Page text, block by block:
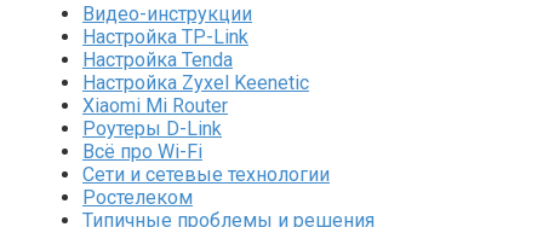
Видео-инструкции
Настройка TP-Link
Настройка Tenda
Настройка Zyxel Keenetic
Xiaomi Mi Router
Роутеры D-Link
Всё про Wi-Fi
Сети и сетевые технологии
Ростелеком
Типичные проблемы и решения